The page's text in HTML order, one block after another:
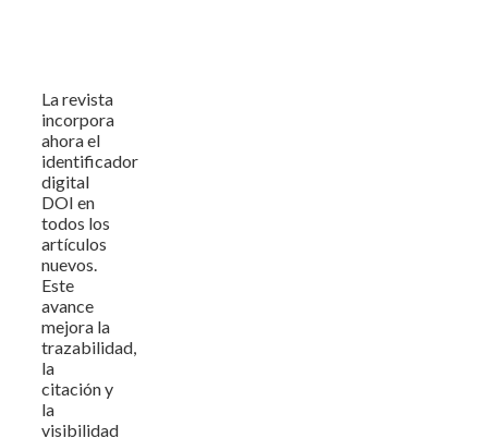
La revista
incorpora
ahora el
identificador
digital
DOI en
todos los
artículos
nuevos.
Este
avance
mejora la
trazabilidad,
la
citación y
la
visibilidad